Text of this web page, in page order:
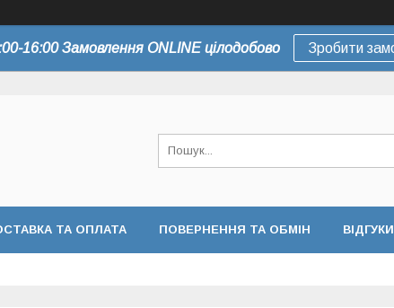
16:00 Замовлення ONLINE цілодобово Зробити
ТА ОПЛАТА ПОВЕРНЕННЯ ТА ОБМІН ВІДГУКИ